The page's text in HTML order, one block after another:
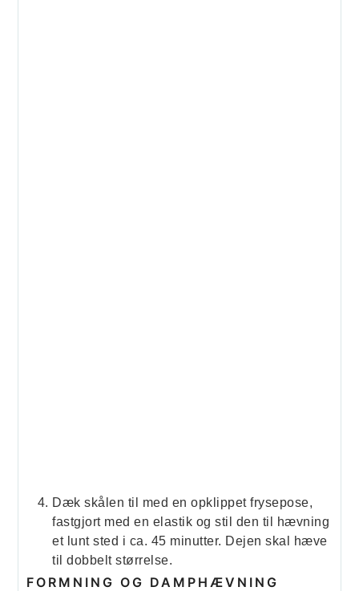
Dæk skålen til med en opklippet frysepose,
fastgjort med en elastik og stil den til hævning
et lunt sted i ca. 45 minutter. Dejen skal hæve
til dobbelt størrelse.
FORMNING OG DAMPHÆVNING